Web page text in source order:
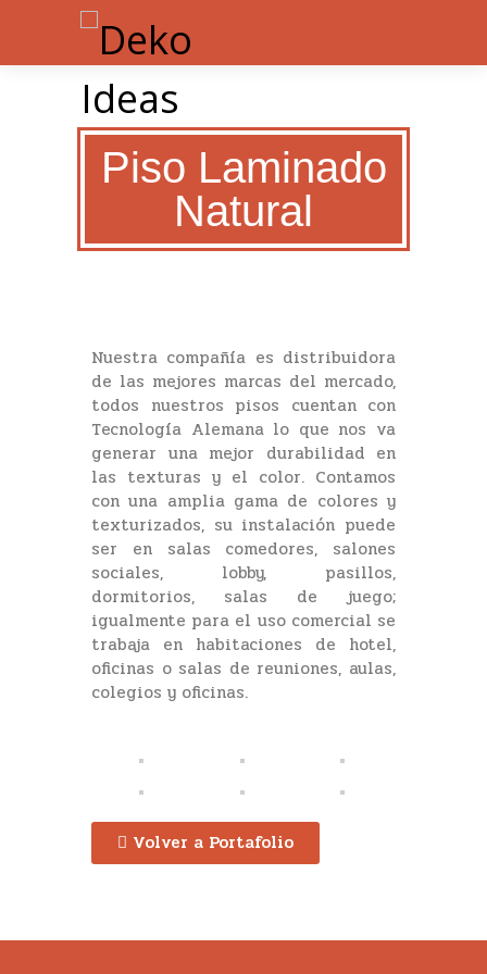
Piso Laminado
Natural
Nuestra compañía es distribuidora
de las mejores marcas del mercado,
todos nuestros pisos cuentan con
Tecnología Alemana lo que nos va
generar una mejor durabilidad en
las texturas y el color. Contamos
con una amplia gama de colores y
texturizados, su instalación puede
ser en salas comedores, salones
sociales, lobby, pasillos,
dormitorios, salas de juego;
igualmente para el uso comercial se
trabaja en habitaciones de hotel,
oficinas o salas de reuniones, aulas,
colegios y oficinas.
Volver a Portafolio